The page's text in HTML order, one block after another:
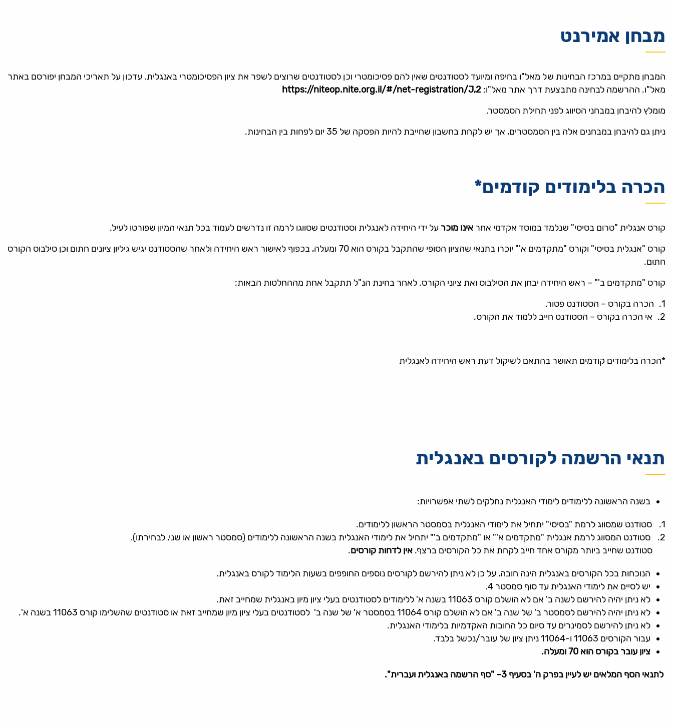
מבחן אמירנט
המבחן מתקיים במרכז הבחינות של מאל"ו בחיפה ומיועד לסטודנטים שאין להם פסיכומטרי וכן לסטודנטים שרוצים לשפר את ציון הפסיכומטרי באנגלית. עדכון על תאריכי המבחן יפורסם באתר
מאל"ו. ההרשמה לבחינה מתבצעת דרך אתר מאל"ו: https://niteop.nite.org.il/#/net-registration/J,2
מומלץ להיבחן במבחני הסיווג לפני תחילת הסמסטר.
ניתן גם להיבחן במבחנים אלה בין הסמסטרים, אך יש לקחת בחשבון שחייבת להיות הפסקה של 35 יום לפחות בין הבחינות.
הכרה בלימודים קודמים*
קורס אנגלית "טרום בסיסי" שנלמד במוסד אקדמי אחר אינו מוכר על ידי היחידה לאנגלית וסטודנטים שסווגו לרמה זו נדרשים לעמוד בכל תנאי המיון שפורטו לעיל.
קורס "אנגלית בסיסי" וקורס "מתקדמים א'" יוכרו בתנאי שהציון הסופי שהתקבל בקורס הוא 70 ומעלה, בכפוף לאישור ראש היחידה ולאחר שהסטודנט יגיש גיליון ציונים חתום וכן סילבוס הקורס
חתום.
קורס "מתקדמים ב'" – ראש היחידה יבחן את הסילבוס ואת ציוני הקורס. לאחר בחינת הנ"ל תתקבל אחת מההחלטות הבאות:
הכרה בקורס – הסטודנט פטור.
אי הכרה בקורס – הסטודנט חייב ללמוד את הקורס.
*הכרה בלימודים קודמים תאושר בהתאם לשיקול דעת ראש היחידה לאנגלית
תנאי הרשמה לקורסים באנגלית
בשנה הראשונה ללימודים לימודי האנגלית נחלקים לשתי אפשרויות:
סטודנט שמסווג לרמת "בסיסי" יתחיל את לימודי האנגלית בסמסטר הראשון ללימודים.
סטודנט המסווג לרמת אנגלית "מתקדמים א'" או "מתקדמים ב'" יתחיל את לימודי האנגלית בשנה הראשונה ללימודים (סמסטר ראשון או שני, לבחירתו).
סטודנט שחייב ביותר מקורס אחד חייב לקחת את כל הקורסים ברצף. אין לדחות קורסים.
הנוכחות בכל הקורסים באנגלית הינה חובה, על כן לא ניתן להירשם לקורסים נוספים החופפים בשעות הלימוד לקורס באנגלית.
יש לסיים את לימודי האנגלית עד סוף סמסטר 4.
לא ניתן יהיה להירשם לשנה ב' אם לא הושלם קורס 11063 בשנה א' ללימודים לסטודנטים בעלי ציון מיון באנגלית שמחייב זאת.
לא ניתן יהיה להירשם לסמסטר ב' של שנה ב' אם לא הושלם קורס 11064 בסמסטר א' של שנה ב' לסטודנטים בעלי ציון מיון שמחייב זאת או סטודנטים שהשלימו קורס 11063 בשנה א'.
לא ניתן להירשם לסמינרים עד סיום כל החובות האקדמיות בלימודי האנגלית.
עבור הקורסים 11063 ו-11064 ניתן ציון של עובר/נכשל בלבד.
ציון עובר בקורס הוא 70 ומעלה.
לתנאי הסף המלאים יש לעיין בפרק ה' בסעיף 3– "סף הרשמה באנגלית ועברית".